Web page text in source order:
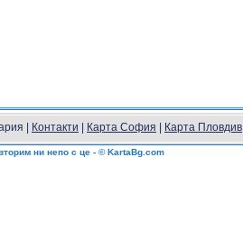
| Контакти Карта София Карта Пловдив
ни непо с це - © KartaBg.com